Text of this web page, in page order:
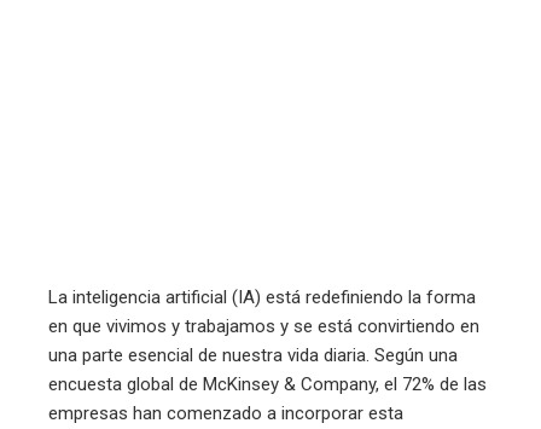
La inteligencia artificial (IA) está redefiniendo la forma
en que vivimos y trabajamos y se está convirtiendo en
una parte esencial de nuestra vida diaria. Según una
encuesta global de McKinsey & Company, el 72% de las
empresas han comenzado a incorporar esta